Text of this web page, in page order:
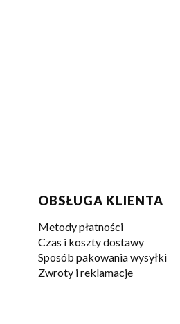
OBSŁUGA KLIENTA
Metody płatności
Czas i koszty dostawy
Sposób pakowania wysyłki
Zwroty i reklamacje